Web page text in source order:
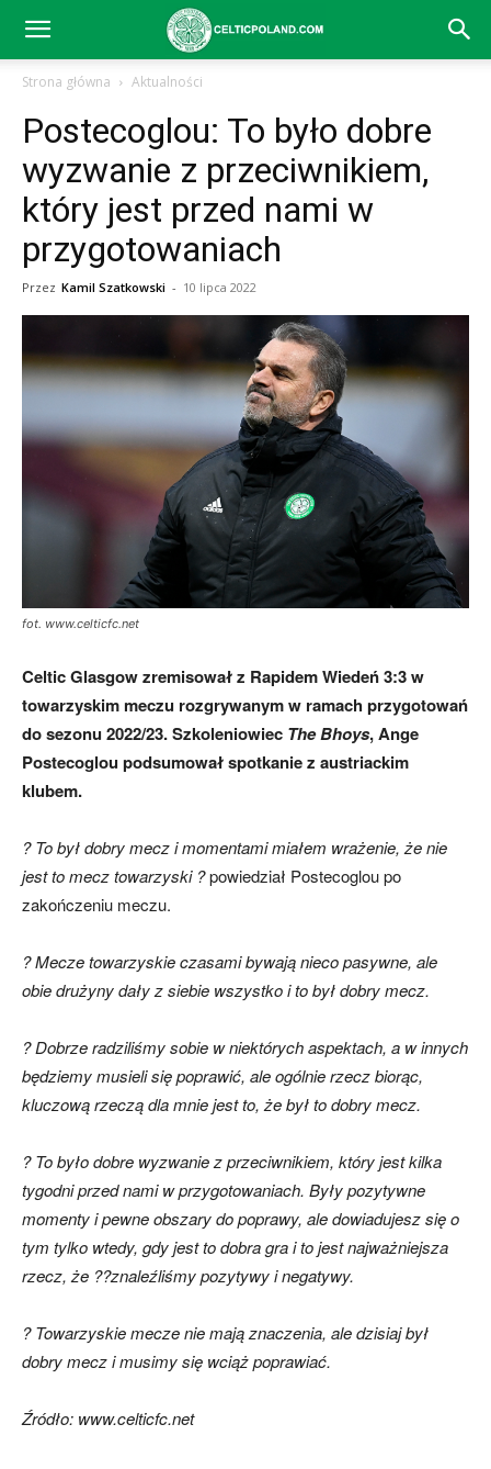
Celtic
Glasgow
(transfery,
Strona główna Aktualności
Postecoglou: To było dobre
wyzwanie z przeciwnikiem,
który jest przed nami w
przygotowaniach
Przez Kamil Szatkowski - 10 lipca 2022
fot. www.celticfc.net
Celtic Glasgow zremisował z Rapidem Wiedeń 3:3 w
towarzyskim meczu rozgrywanym w ramach przygotowań
do sezonu 2022/23. Szkoleniowiec The Bhoys, Ange
Postecoglou podsumował spotkanie z austriackim
klubem.
? To był dobry mecz i momentami miałem wrażenie, że nie
jest to mecz towarzyski ?powiedział Postecoglou po
zakończeniu meczu.
? Mecze towarzyskie czasami bywają nieco pasywne, ale
obie drużyny dały z siebie wszystko i to był dobry mecz.
? Dobrze radziliśmy sobie w niektórych aspektach, a w innych
będziemy musieli się poprawić, ale ogólnie rzecz biorąc,
kluczową rzeczą dla mnie jest to, że był to dobry mecz.
? To było dobre wyzwanie z przeciwnikiem, który jest kilka
tygodni przed nami w przygotowaniach. Były pozytywne
momenty i pewne obszary do poprawy, ale dowiadujesz się o
tym tylko wtedy, gdy jest to dobra gra i to jest najważniejsza
rzecz, że ??znaleźliśmy pozytywy i negatywy.
? Towarzyskie mecze nie mają znaczenia, ale dzisiaj był
dobry mecz i musimy się wciąż poprawiać.
Źródło: www.celticfc.net